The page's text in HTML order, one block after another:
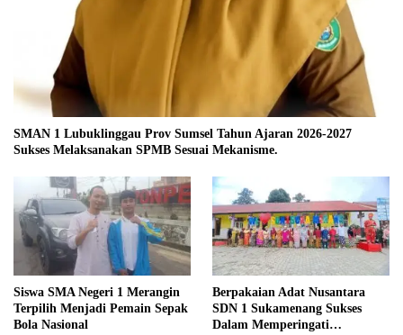
SMAN 1 Lubuklinggau Prov Sumsel Tahun Ajaran 2026-2027
Sukses Melaksanakan SPMB Sesuai Mekanisme.
Siswa SMA Negeri 1 Merangin
Terpilih Menjadi Pemain Sepak
Bola Nasional
Berpakaian Adat Nusantara
SDN 1 Sukamenang Sukses
Dalam Memperingati